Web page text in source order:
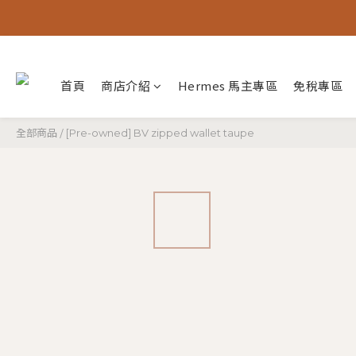
首頁 商店介紹 Hermes 馬主專區 免稅專區
全部商品 / [Pre-owned] BV zipped wallet taupe